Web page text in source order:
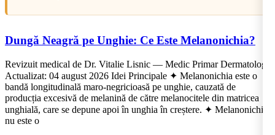
Dungă Neagră pe Unghie: Ce Este Melanonichia?
Revizuit medical de Dr. Vitalie Lisnic — Medic Primar Dermatolog
Actualizat: 04 august 2026 Idei Principale ✦ Melanonichia este o
bandă longitudinală maro-negricioasă pe unghie, cauzată de
producția excesivă de melanină de către melanocitele din matricea
unghială, care se depune apoi în unghia în creștere. ✦ Melanonichia
nu este o